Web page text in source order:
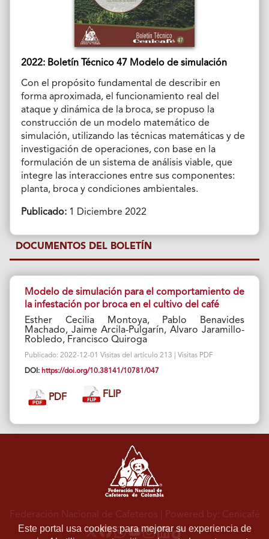
2022: Boletín Técnico 47 Modelo de simulación
Con el propósito fundamental de describir en
forma aproximada, el funcionamiento real del
ataque y dinámica de la broca, se propuso la
construcción de un modelo matemático de
simulación, utilizando las técnicas matemáticas y de
investigación de operaciones, con base en la
formulación de un sistema de análisis viable, que
integre las interacciones entre sus componentes:
planta, broca y condiciones ambientales.
Publicado:1 Diciembre 2022
DOCUMENTOS DEL BOLETÍN
Modelo de simulación para el comportamiento de
la infestación por broca en el cultivo del café
Esther Cecilia Montoya, Pablo Benavides
Machado, Jaime Arcila-Pulgarín, Alvaro Jaramillo-
Robledo, Francisco Quiroga
Publicado: 2022-12-01 Visitas del artículo 213 | Visitas PDF
DOI: https://doi.org/10.38141/10781/047
PDF FLIP
Este portal usa cookies para mejorar su experiencia de
Federación Nacional de Cafeteros | Powered by: Cenicafé